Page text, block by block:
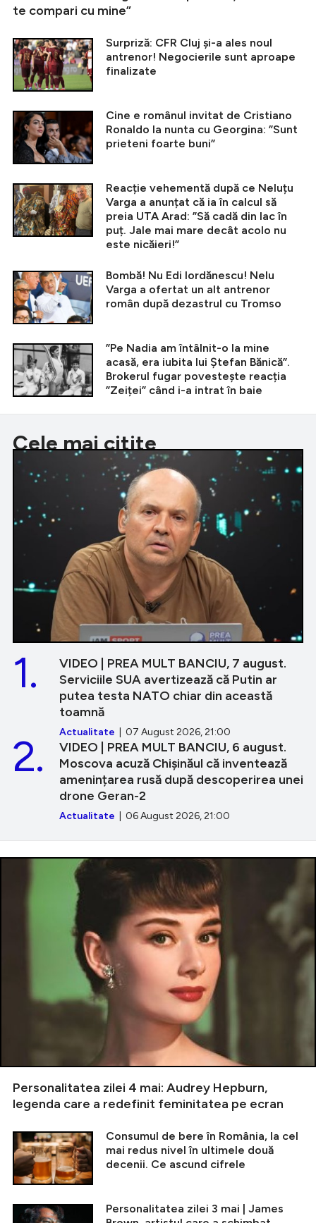
te compari cu mine”
Surpriză: CFR Cluj și-a ales noul
antrenor! Negocierile sunt aproape
finalizate
Cine e românul invitat de Cristiano
Ronaldo la nunta cu Georgina: ”Sunt
prieteni foarte buni”
Reacție vehementă după ce Neluțu
Varga a anunțat că ia în calcul să
preia UTA Arad: ”Să cadă din lac în
puț. Jale mai mare decât acolo nu
este nicăieri!”
Bombă! Nu Edi Iordănescu! Nelu
Varga a ofertat un alt antrenor
român după dezastrul cu Tromso
”Pe Nadia am întâlnit-o la mine
acasă, era iubita lui Ștefan Bănică”.
Brokerul fugar povestește reacția
”Zeiței” când i-a intrat în baie
Cele mai citite
VIDEO | PREA MULT BANCIU, 7 august.
Serviciile SUA avertizează că Putin ar
putea testa NATO chiar din această
toamnă
Actualitate | 07 August 2026, 21:00
1.
VIDEO | PREA MULT BANCIU, 6 august.
Moscova acuză Chișinăul că inventează
amenințarea rusă după descoperirea unei
drone Geran-2
Actualitate | 06 August 2026, 21:00
2.
Personalitatea zilei 4 mai: Audrey Hepburn,
legenda care a redefinit feminitatea pe ecran
Consumul de bere în România, la cel
mai redus nivel în ultimele două
decenii. Ce ascund cifrele
Personalitatea zilei 3 mai | James